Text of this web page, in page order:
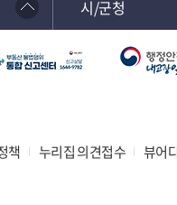
시/군청
책 누리집 의견접수 뷰어